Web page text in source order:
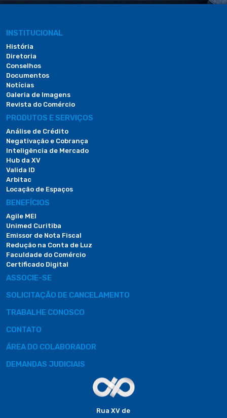
INSTITUCIONAL
História
Diretoria
Conselhos
Documentos
Notícias
Galeria de Imagens
Revista do Comércio
PRODUTOS E SERVIÇOS
Análise de Crédito
Negativação e Cobrança
Inteligência de Mercado
Hub da XV
Valida ID
Arbitac
Locação de Espaços
BENEFÍCIOS
Agile MEI
Unimed Curitiba
Emissor de Nota Fiscal
Redução na Conta de Luz
Faculdade do Comércio
Certificado Digital
ASSOCIE-SE
SOLICITAÇÃO DE CANCELAMENTO
TRABALHE CONOSCO
CONTATO
ÁREA DO COLABORADOR
DEMANDAS JUDICIAIS
Rua XV de